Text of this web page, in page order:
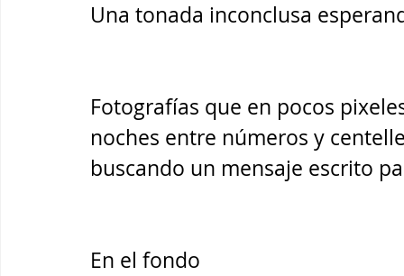
Una tonada inconclusa
Fotografías que en pocos
noches entre números y
buscando un mensaje escrito
En el fondo